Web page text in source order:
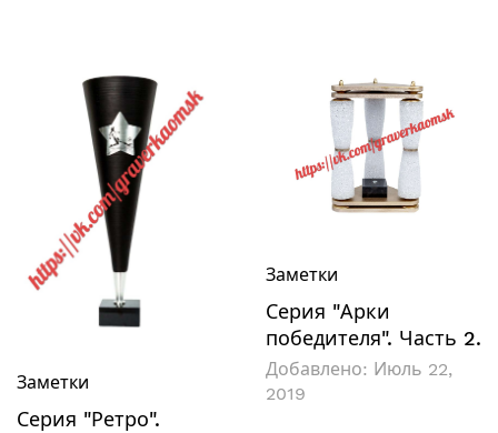
Заметки
Серия "Ретро".
Заметки
Серия "Арки
победителя". Часть 2.
Добавлено: Июль 22,
2019